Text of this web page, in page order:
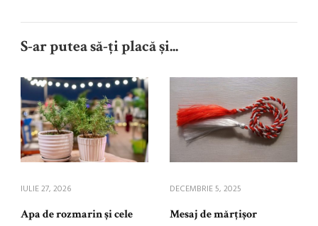
S-ar putea să-ți placă și...
IULIE 27, 2026
Apa de rozmarin și cele
DECEMBRIE 5, 2025
Mesaj de mărțișor